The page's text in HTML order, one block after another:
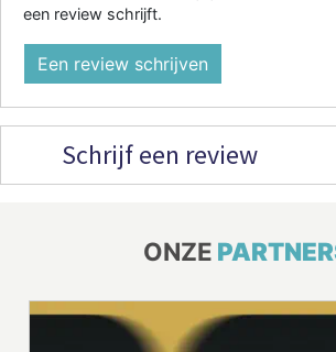
een review schrijft.
Een review schrijven
Schrijf een review
ONZE